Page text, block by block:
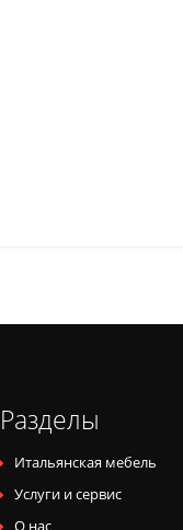
Разделы
Итальянская мебель
Услуги и сервис
О нас